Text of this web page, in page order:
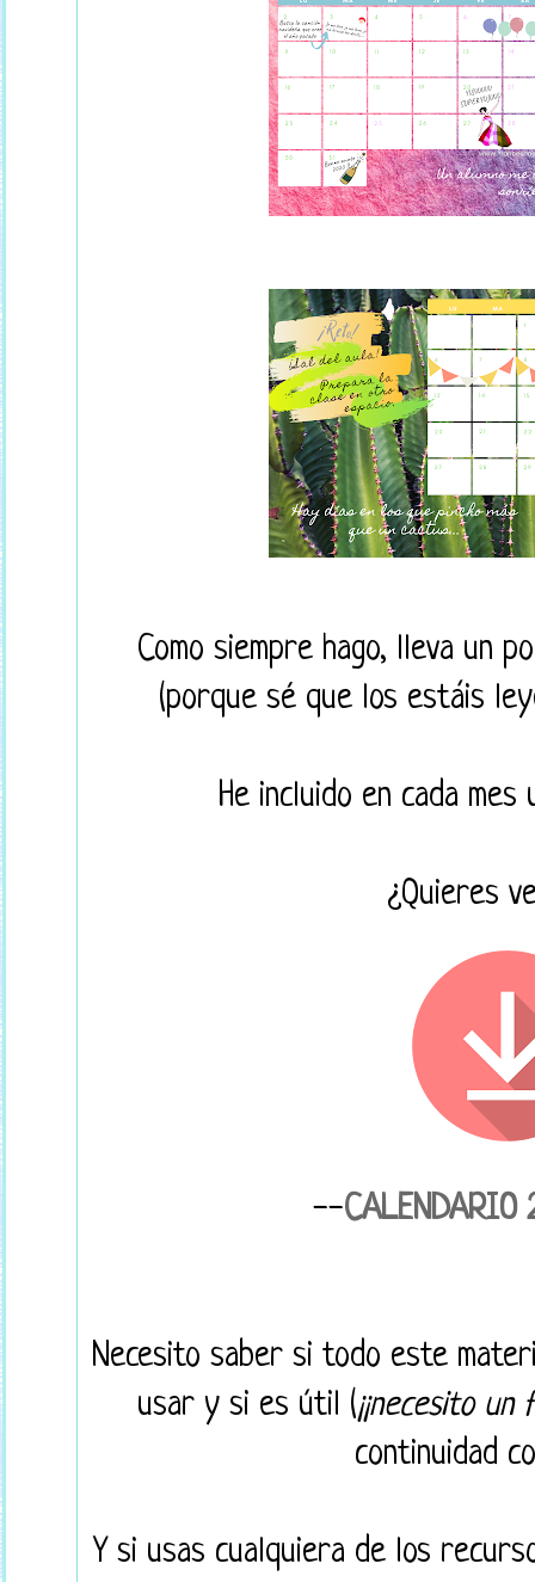
Como siempre hago, lleva un
(porque sé que los estáis
He incluido en cada mes
¿Quieres
--
Necesito saber si todo este
usar y si es útil (¡¡necesito un
continuidad
Y si usas cualquiera de los